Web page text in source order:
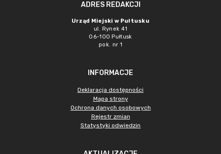
ADRES REDAKCJI
Urząd Miejski w Pułtusku
ul. Rynek 41
06-100 Pułtusk
pok. nr 1
INFORMACJE
Deklaracja dostępności
Mapa strony
Ochrona danych osobowych
Rejestr zmian
Statystyki odwiedzin